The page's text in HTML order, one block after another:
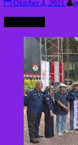
Oktober 4, 2021